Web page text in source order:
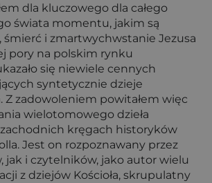
dla kluczowego dla całego
świata momentu, jakim są
śmierć i zmartwychwstanie Jezusa
pory na polskim rynku
się niewiele cennych
syntetycznie dzieje
Z zadowoleniem powitałem więc
wielotomowego dzieła
kręgach historyków
Jest on rozpoznawany przez
jak i czytelników, jako autor wielu
z dziejów Kościoła, skrupulatny